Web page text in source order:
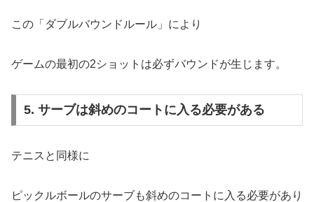
この「ダブルバウンドルール」により
ゲームの最初の2ショットは必ずバウンドが生じます。
5. サーブは斜めのコートに入る必要がある
テニスと同様に
ピックルボールのサーブも斜めのコートに入る必要があり